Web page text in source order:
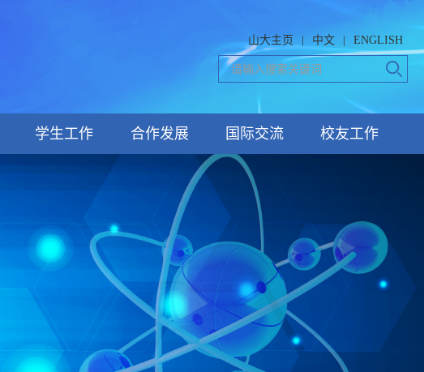
山大主页 中文 ENGLISH
学生工作 合作发展 国际交流 校友工作